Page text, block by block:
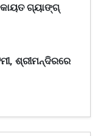
ଗ୍ୟାଙ୍ଗ୍
ଶ୍ରୀମନ୍ଦିରରେ